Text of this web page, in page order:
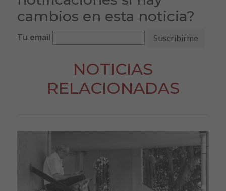
cambios en esta noticia?
Tu email
NOTICIAS
RELACIONADAS